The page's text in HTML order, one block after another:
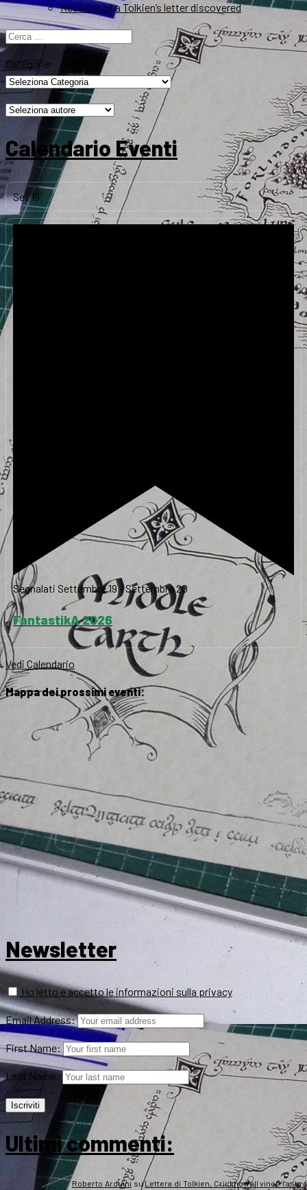
Receiver of a Tolkien’s letter discovered
Ricerca
per:
Categorie
Calendario Eventi
Set19
Segnalati Settembre 19-Settembre 20
FantastikA 2026
Vedi Calendario
Mappa dei prossimi eventi:
Newsletter
Ho letto e accetto le informazioni sulla privacy
Email Address:
First Name:
Last Name:
Ultimi commenti:
Roberto ArduinisuLettera di Tolkien, Crickhowell vince l’asta